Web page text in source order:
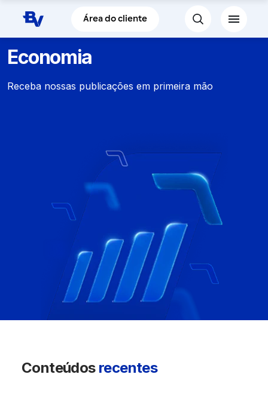
Pular para o Conteúdo principal
Área do cliente
Economia
Receba nossas publicações em primeira mão
Conteúdos recentes